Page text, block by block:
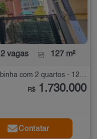
2 vagas 127 m²
Apartamento à Venda na Vila Uberabinha com 2 quartos - 127 m²
R$ 1.730.000
Contatar